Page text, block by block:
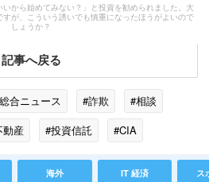
から始めてみない？」と投資を勧められました。大
が、こういう誘いでも慎重になったほうがよいので
しょうか？
記事へ戻る
合ニュース #詐欺
#相談
動産 #投資信託
#CIA
海外 IT 経済 ス